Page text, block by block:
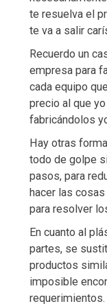
te resuelva el
te va a salir
Recuerdo un
empresa para
cada equipo
precio al que
fabricándolos
Hay otras
todo de golpe
pasos, para
hacer las
para resolver
En cuanto al
partes, se
productos
imposible
requerimientos.